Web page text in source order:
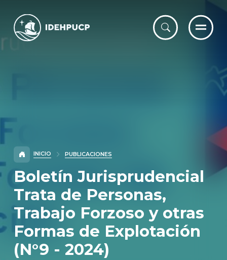
IDEHPUCP
INICIO PUBLICACIONES
Boletín Jurisprudencial
Trata de Personas,
Trabajo Forzoso y otras
Formas de Explotación
(N°9 - 2024)